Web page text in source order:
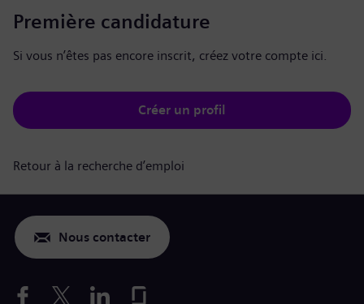
Première candidature
Si vous n’êtes pas encore inscrit, créez votre compte ici.
Créer un profil
Retour à la recherche d’emploi
Nous contacter